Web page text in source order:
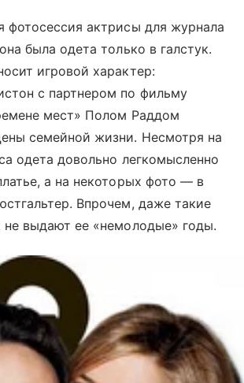
фотосессия актрисы для журнала
была одета только в галстук.
игровой характер:
с партнером по фильму
мест» Полом Раддом
семейной жизни. Несмотря на
одета довольно легкомысленно
а на некоторых фото — в
Впрочем, даже такие
выдают ее «немолодые» годы.